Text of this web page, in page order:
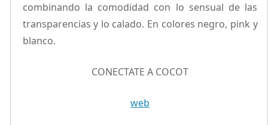
combinando la comodidad con lo sensual de las
transparencias y lo calado. En colores negro, pink y
blanco.
CONECTATE A COCOT
web